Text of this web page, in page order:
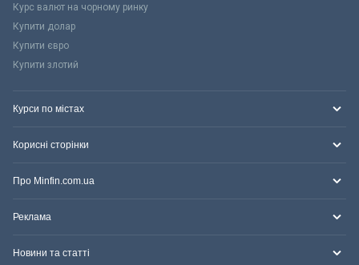
Курс валют на чорному ринку
Купити долар
Купити євро
Купити злотий
Курси по містах
Корисні сторінки
Про Minfin.com.ua
Реклама
Новини та статті